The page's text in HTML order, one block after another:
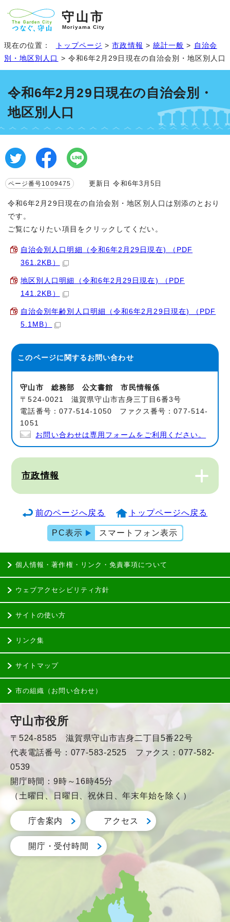
守山市
Moriyama City
現在の位置： トップページ >市政情報 > 統計一般 > 自治会
別・地区別人口 > 令和6年2月29日現在の自治会別・地区別人口
令和6年2月29日現在の自治会別・
地区別人口
ページ番号1009475 更新日 令和6年3月5日
令和6年2月29日現在の自治会別・地区別人口は別添のとおり
です。
ご覧になりたい項目をクリックしてくだい。
自治会別人口明細（令和6年2月29日現在) （PDF
361.2KB）
地区別人口明細（令和6年2月29日現在) （PDF
141.2KB）
自治会別年齢別人口明細（令和6年2月29日現在) （PDF
5.1MB）
このページに関するお問い合わせ
守山市 総務部 公文書館 市民情報係
〒524-0021 滋賀県守山市吉身三丁目6番3号
電話番号：077-514-1050 ファクス番号：077-514-
1051
お問い合わせは専用フォームをご利用ください。
市政情報
前のページへ戻る トップページへ戻る
PC表示 スマートフォン表示
個人情報・著作権・リンク・免責事項について
ウェブアクセシビリティ方針
サイトの使い方
リンク集
サイトマップ
市の組織（お問い合わせ）
守山市役所
〒524-8585 滋賀県守山市吉身二丁目5番22号
代表電話番号：077-583-2525 ファクス：077-582-
0539
開庁時間：9時～16時45分
（土曜日、日曜日、祝休日、年末年始を除く）
庁舎案内 アクセス
開庁・受付時間